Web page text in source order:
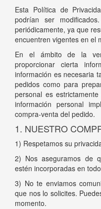
Esta Política de
podrían ser
periódicamente, ya que
encuentren vigentes en el
En el ámbito de la
proporcionar cierta
información es necesaria
pedidos como para
personal es
información personal
compra-venta del pedido.
1. NUESTRO
1) Respetamos su
2) Nos aseguramos de
estén incorporadas en
3) No te enviamos
que nos lo solicites.
momento.